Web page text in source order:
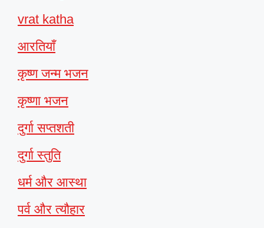
vrat katha
आरतियाँ
कृष्ण जन्म भजन
कृष्णा भजन
दुर्गा सप्तशती
दुर्गा स्तुति
धर्म और आस्था
पर्व और त्यौहार